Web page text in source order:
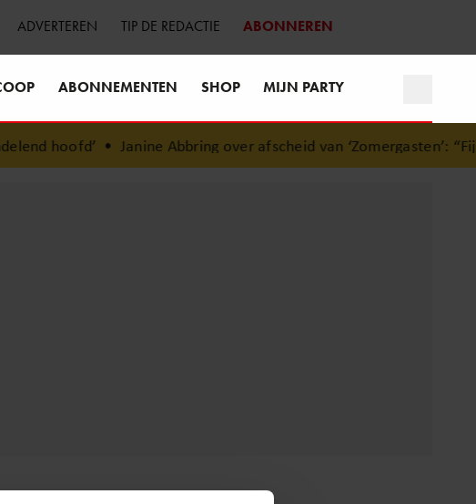
ADVERTEREN TIP DE REDACTIE ABONNEREN
ABONNEMENTEN SHOP MIJN PARTY
hoofd’•Janine Abbring over afscheid van ‘Zomergasten’: “Fijn